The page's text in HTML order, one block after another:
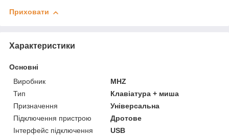
Приховати
Характеристики
Основні
Виробник
MHZ
Тип
Клавіатура + миша
Призначення
Універсальна
Підключення пристрою
Дротове
Інтерфейс підключення
USB